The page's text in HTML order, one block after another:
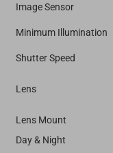
Image Sensor
Minimum Illumination
Shutter Speed
Lens
Lens Mount
Day & Night